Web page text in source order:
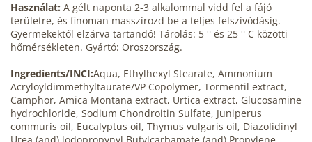
Használat: A gélt naponta 2-3 alkalommal vidd fel a fájó
területre, és finoman masszírozd be a teljes felszívódásig.
Gyermekektől elzárva tartandó! Tárolás: 5 ° és 25 ° C közötti
hőmérsékleten. Gyártó: Oroszország.
Ingredients/INCI:Aqua, Ethylhexyl Stearate, Ammonium
Acryloyldimmethyltaurate/VP Copolymer, Tormentil extract,
Camphor, Amica Montana extract, Urtica extract, Glucosamine
hydrochloride, Sodium Chondroitin Sulfate, Juniperus
commuris oil, Eucalyptus oil, Thymus vulgaris oil, Diazolidinyl